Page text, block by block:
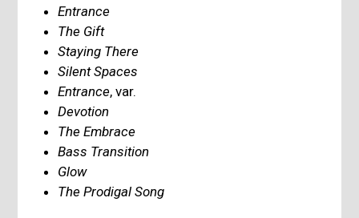
Entrance
The Gift
Staying There
Silent Spaces
Entrance, var.
Devotion
The Embrace
Bass Transition
Glow
The Prodigal Song